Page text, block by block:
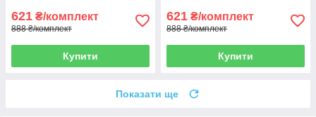
621 ₴/комплект
888 ₴/комплект
Купити
621 ₴/комплект
888 ₴/комплект
Купити
Показати ще